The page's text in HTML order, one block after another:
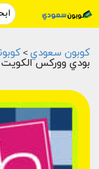
كوبون سعودي >
بودي ووركس الكويت 15%